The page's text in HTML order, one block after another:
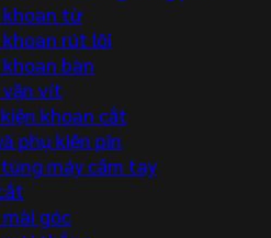
khoan từ
khoan rút lõi
khoan bàn
vặn vít
khoan cắt
phụ kiện pin
máy cầm tay
mài góc